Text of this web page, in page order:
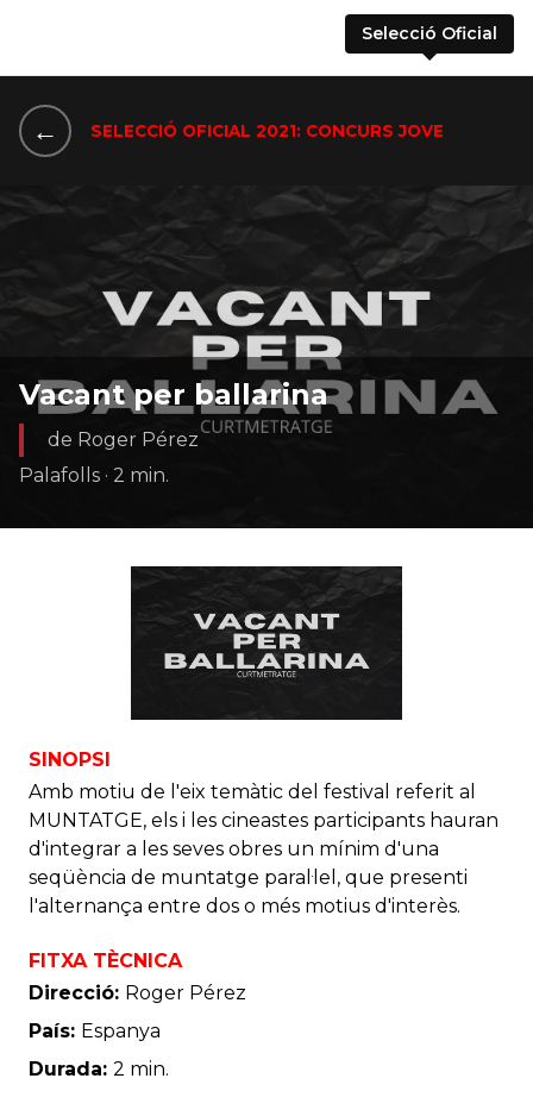
Selecció Oficial
← SELECCIÓ OFICIAL 2021: CONCURS JOVE
Vacant per ballarina
de Roger Pérez
Palafolls · 2 min.
SINOPSI
Amb motiu de l'eix temàtic del festival referit al
MUNTATGE, els i les cineastes participants hauran
d'integrar a les seves obres un mínim d'una
seqüència de muntatge paral·lel, que presenti
l'alternança entre dos o més motius d'interès.
FITXA TÈCNICA
Direcció: Roger Pérez
País: Espanya
Durada: 2 min.